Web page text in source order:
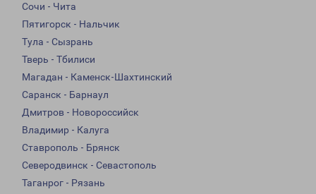
Сочи - Чита
Пятигорск - Нальчик
Тула - Сызрань
Тверь - Тбилиси
Магадан - Каменск-Шахтинский
Саранск - Барнаул
Дмитров - Новороссийск
Владимир - Калуга
Ставрополь - Брянск
Северодвинск - Севастополь
Таганрог - Рязань